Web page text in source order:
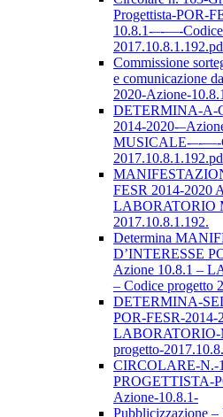
Progettista-POR-
10.8.1-–-––-
Commissione
e comunicazione
2020-Azione-
DETERMINA-A-
2014-2020-
MUSICALE-–-––-
FESR 2014-2020
LABORATORIO
2017.10.8.1.192.
Determina
D’INTERESSE
Azione 10.8.1 –
– Codice progetto
DETERMINA-
POR-FESR-2014-
LABORATORIO-
progetto-
CIRCOLARE-N.-
PROGETTISTA-
Azione-10.8.1-
Pubblicizzazione –